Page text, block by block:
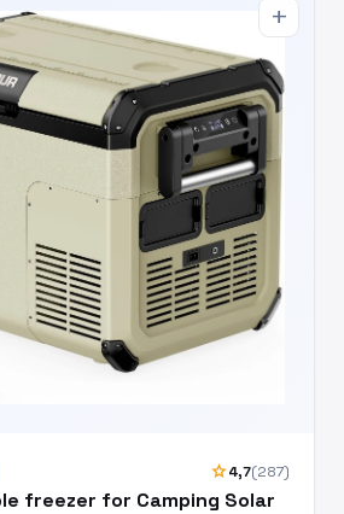
add
star4,7(287)
freezer for Camping Solar